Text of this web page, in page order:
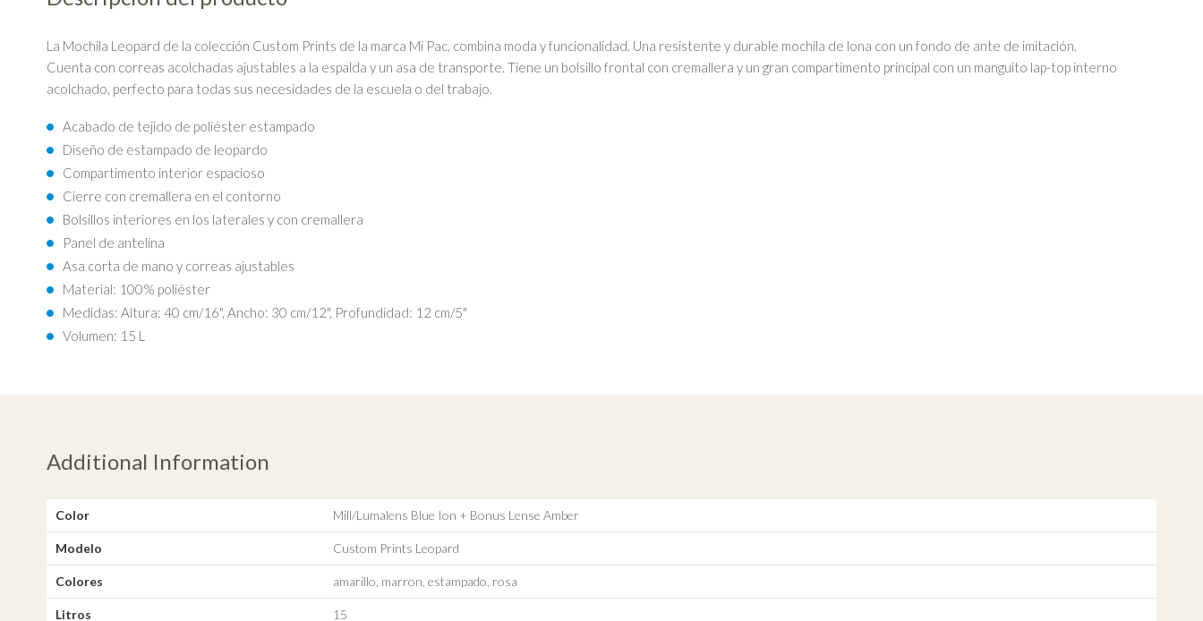
La Mochila Leopard de la colección Custom Prints de la marca Mi Pac, combina moda y funcionalidad. Una resistente y durable mochila de lona con un fondo de ante de imitación.
Cuenta con correas acolchadas ajustables a la espalda y un asa de transporte. Tiene un bolsillo frontal con cremallera y un gran compartimento principal con un manguito lap-top interno
acolchado, perfecto para todas sus necesidades de la escuela o del trabajo.
Acabado de tejido de poliéster estampado
Diseño de estampado de leopardo
Compartimento interior espacioso
Cierre con cremallera en el contorno
Bolsillos interiores en los laterales y con cremallera
Panel de antelina
Asa corta de mano y correas ajustables
Material: 100% poliéster
Medidas: Altura: 40 cm/16", Ancho: 30 cm/12", Profundidad: 12 cm/5"
Volumen: 15 L
Additional Information
Color Mill/Lumalens Blue Ion + Bonus Lense Amber
Modelo Custom Prints Leopard
Colores amarillo, marron, estampado, rosa
Litros 15